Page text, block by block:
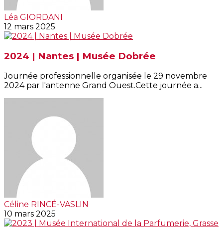
Léa GIORDANI
12 mars 2025
2024 | Nantes | Musée Dobrée
Journée professionnelle organisée le 29 novembre
2024 par l'antenne Grand Ouest.Cette journée a...
Céline RINCÉ-VASLIN
10 mars 2025